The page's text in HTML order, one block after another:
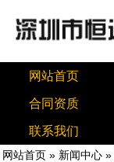
网站首页
合同资质
联系我们
网站首页 » 新闻中心 »